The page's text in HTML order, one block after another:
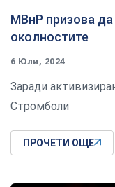
МВнР призова да
околностите
6 Юли, 2024
Заради
Стромболи
ПРОЧЕТИ ОЩЕ